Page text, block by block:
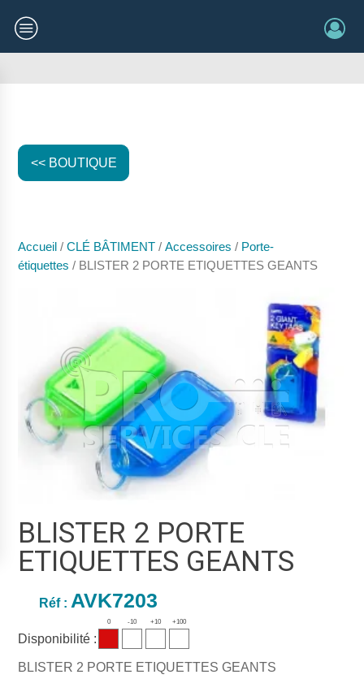
<< BOUTIQUE
Accueil /CLÉ BÂTIMENT /Accessoires / Porte-
étiquettes / BLISTER 2 PORTE ETIQUETTES GEANTS
BLISTER 2 PORTE
ETIQUETTES GEANTS
Réf : AVK7203
Disponibilité :
0 -10 +10 +100
BLISTER 2 PORTE ETIQUETTES GEANTS